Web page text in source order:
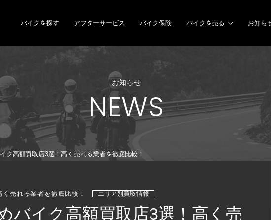
バイクを探す アフターサービス バイク保険 バイクを売る お知ら
お知らせ
NEWS
ク高額買取店3選！高く売れる業者を徹底比較！
売れる業者を徹底比較！ エリア別買取情報
バイク高額買取店3選！高く売